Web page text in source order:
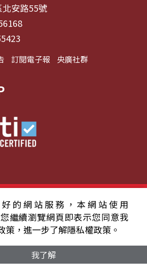
安路55號
訂閱電子報 央廣社群
人中央廣播電臺 版權所有
明
服務條款 隱私權條款
的網站服務，本網站使用
繼續瀏覽網頁即表示您同意我
策，進一步了解隱私權政策。
我了解